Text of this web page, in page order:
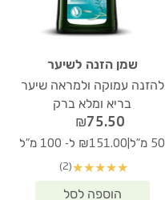
שמן הזנה לשיער
להזנה עמוקה ולמראה שיער
בריא ומלא ברק
₪75.50
50 מ"ל ₪151.00 ל- 100 מ"ל
★
★
★
★
★
(2)